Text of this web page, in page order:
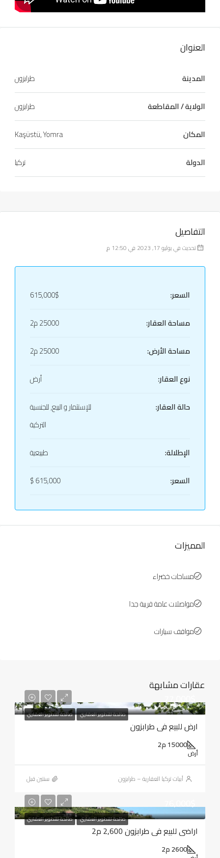
العنوان
المدينة
طرابزون
الولاية / المقاطعة
طرابزون
المكان
Kaşüstü, Yomra
الدولة
تركيا
التفاصيل
تحديث في يوليو 17, 2023 في 12:50 م
السعر:
615,000$
مساحة العقار:
25000 م2
مساحة الأرض:
25000 م2
نوع العقار:
أرض
حالة العقار:
للإستثمار و البيع, للجنسية
التركية
الإطلالة:
طبيعية
السعر:
615,000 $
المميزات
مساحات خضراء
مواصلات عامة قريبة جدا
مواقف سيارات
عقارات مشابهة
صالحة للتطوير العقاري صالحة للتطوير العقاري
77,000$
ارض للبيع في طرابزون
15000 م2
أرض
أبيات تركيا العقارية – طرابزون ‏سنتين قبل
صالحة للتطوير العقاري صالحة للتطوير العقاري
76,000$
اراضي للبيع في طرابزون 2,600 م2
2600 م2